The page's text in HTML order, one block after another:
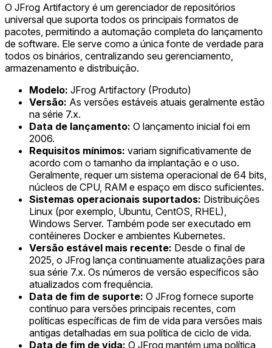
O JFrog Artifactory é um gerenciador de repositórios
universal que suporta todos os principais formatos de
pacotes, permitindo a automação completa do lançamento
de software. Ele serve como a única fonte de verdade para
todos os binários, centralizando seu gerenciamento,
armazenamento e distribuição.
Modelo: JFrog Artifactory (Produto)
Versão: As versões estáveis atuais geralmente estão
na série 7.x.
Data de lançamento: O lançamento inicial foi em
2006.
Requisitos mínimos: variam significativamente de
acordo com o tamanho da implantação e o uso.
Geralmente, requer um sistema operacional de 64 bits,
núcleos de CPU, RAM e espaço em disco suficientes.
Sistemas operacionais suportados: Distribuições
Linux (por exemplo, Ubuntu, CentOS, RHEL),
Windows Server. Também pode ser executado em
contêineres Docker e ambientes Kubernetes.
Versão estável mais recente: Desde o final de
2025, o JFrog lança continuamente atualizações para
sua série 7.x. Os números de versão específicos são
atualizados com frequência.
Data de fim de suporte: O JFrog fornece suporte
contínuo para versões principais recentes, com
políticas específicas de fim de vida para versões mais
antigas detalhadas em sua política de ciclo de vida.
Data de fim de vida: O JFrog mantém uma política